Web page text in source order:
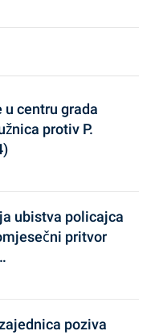
u centru grada
protiv P.
ubistva policajca
pritvor
poziva